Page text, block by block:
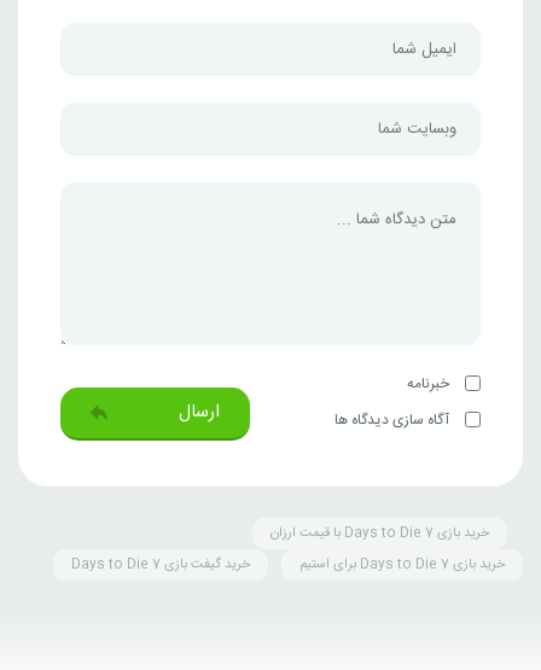
خبرنامه
آگاه سازی دیدگاه ها
ارسال
خرید بازی 7 Days to Die با قیمت ارزان
خرید بازی 7 Days to Die برای استیم
خرید گیفت بازی 7 Days to Die